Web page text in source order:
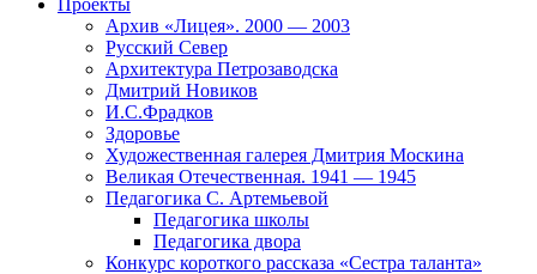
Проекты
Архив «Лицея». 2000 — 2003
Русский Север
Архитектура Петрозаводска
Дмитрий Новиков
И.С.Фрадков
Здоровье
Художественная галерея Дмитрия Москина
Великая Отечественная. 1941 — 1945
Педагогика С. Артемьевой
Педагогика школы
Педагогика двора
Конкурс короткого рассказа «Сестра таланта»